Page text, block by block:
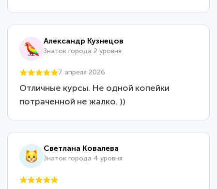
Александр Кузнецов
Знаток города 2 уровня
7 апреля 2026
Отличные курсы. Не одной копейки
потраченной не жалко. ))
Светлана Ковалева
Знаток города 4 уровня